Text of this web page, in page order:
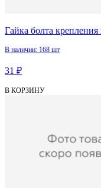
Гайка болта
В наличии: 168 шт
31 ₽
В КОРЗИНУ